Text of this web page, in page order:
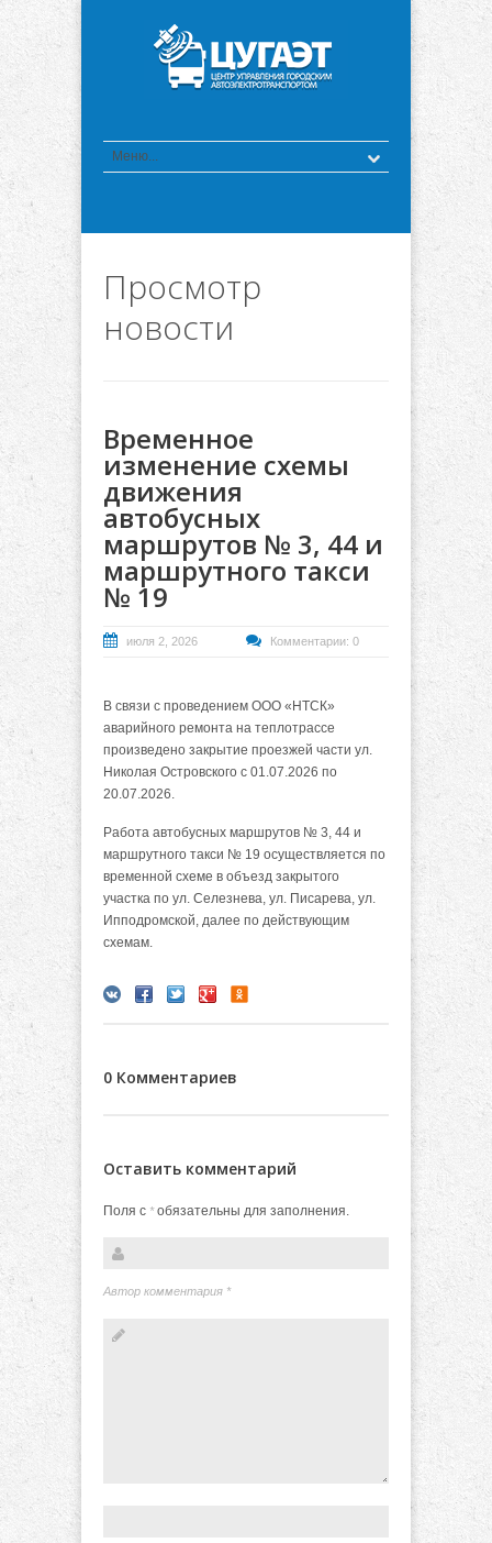
Просмотр
новости
Временное
изменение схемы
движения
автобусных
маршрутов № 3, 44 и
маршрутного такси
№ 19
июля 2, 2026 Комментарии: 0
В связи с проведением ООО «НТСК»
аварийного ремонта на теплотрассе
произведено закрытие проезжей части ул.
Николая Островского с 01.07.2026 по
20.07.2026.
Работа автобусных маршрутов № 3, 44 и
маршрутного такси № 19 осуществляется по
временной схеме в объезд закрытого
участка по ул. Селезнева, ул. Писарева, ул.
Ипподромской, далее по действующим
схемам.
0 Комментариев
Оставить комментарий
Поля с *обязательны для заполнения.
Автор комментария *